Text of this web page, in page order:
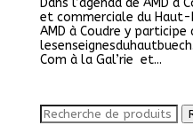
Dans l’agenda de AMD à
et commerciale du
AMD à Coudre y participe
Com à la Gal’rie et...
Recherche
pour :